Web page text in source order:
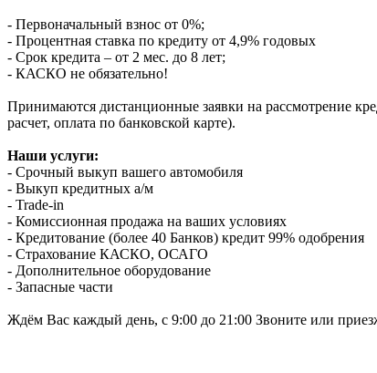
- Первоначальный взнос от 0%;
- Процентная ставка по кредиту от 4,9% годовых
- Срок кредита – от 2 мес. до 8 лет;
- КАСКО не обязательно!
Принимаются дистанционные заявки на рассмотрение
расчет, оплата по банковской карте).
Наши услуги:
- Срочный выкуп вашего автомобиля
- Выкуп кредитных а/м
- Trade-in
- Комиссионная продажа на ваших условиях
- Кредитование (более 40 Банков) кредит 99% одобрения
- Страхование КАСКО, ОСАГО
- Дополнительное оборудование
- Запасные части
Ждём Вас каждый день, с 9:00 до 21:00 Звоните или